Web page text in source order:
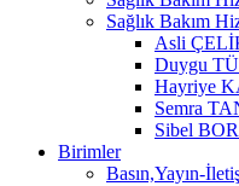
Sağlık Bakım
Asli
Duygu
Hayriye
Semra
Sibel
Birimler
Basın,Yayın-